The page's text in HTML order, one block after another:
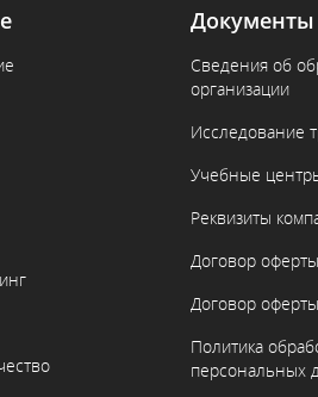
Документы
Сведения об
организации
Исследование
Учебные
Реквизиты
Договор оферты
Договор
Политика
персональных